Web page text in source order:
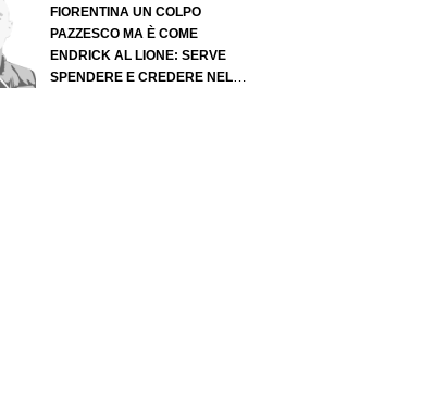
FIORENTINA UN COLPO
PAZZESCO MA È COME
ENDRICK AL LIONE: SERVE
SPENDERE E CREDERE NELLO